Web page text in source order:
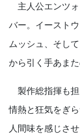
主人公エンツォ
バー。イースト
ムッシュ、そし
から引く手あま
製作総指揮も
情熱と狂気をぎ
人間味を感じさ